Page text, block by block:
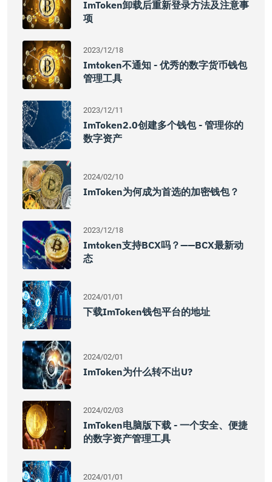
ImToken卸载后重新登录方法及注意事
项
2023/12/18
Imtoken不通知 - 优秀的数字货币钱包
管理工具
2023/12/11
ImToken2.0创建多个钱包 - 管理你的
数字资产
2024/02/10
ImToken为何成为首选的加密钱包？
2023/12/18
Imtoken支持BCX吗？——BCX最新动
态
2024/01/01
下载imToken钱包平台的地址
2024/02/01
ImToken为什么转不出U?
2024/02/03
ImToken电脑版下载 - 一个安全、便捷
的数字资产管理工具
2024/01/01